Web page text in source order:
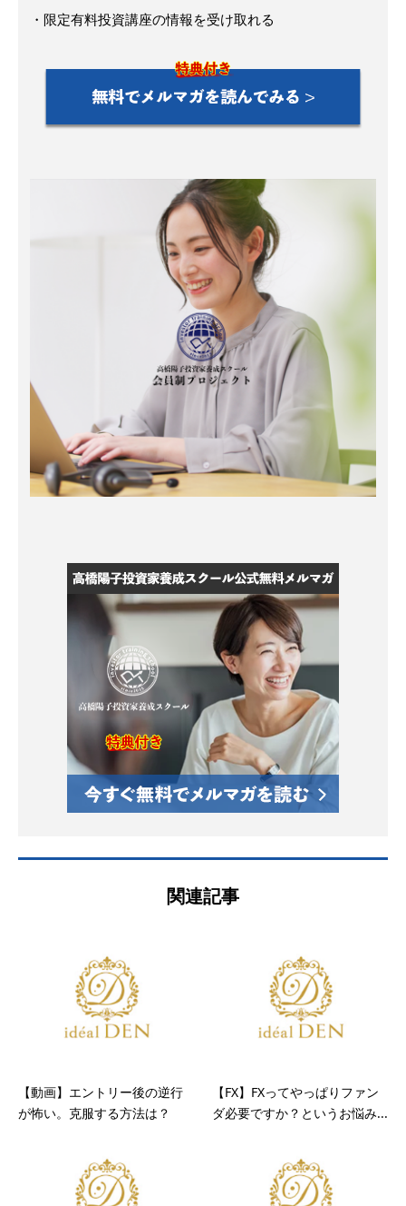
・限定有料投資講座の情報を受け取れる
関連記事
【動画】エントリー後の逆行
が怖い。克服する方法は？
【FX】FXってやっぱりファン
ダ必要ですか？というお悩み...